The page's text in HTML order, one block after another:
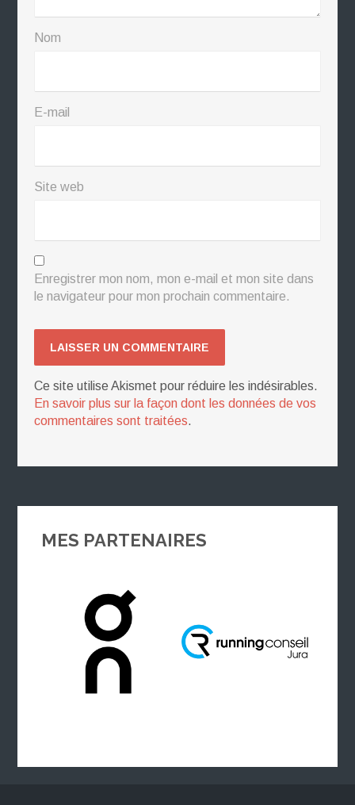
Nom
E-mail
Site web
Enregistrer mon nom, mon e-mail et mon site dans
le navigateur pour mon prochain commentaire.
Ce site utilise Akismet pour réduire les indésirables.
En savoir plus sur la façon dont les données de vos
commentaires sont traitées.
MES PARTENAIRES